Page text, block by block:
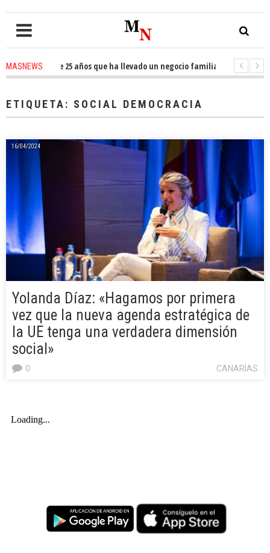
MASNEWSde 25 años que ha llevado un negocio familiar del puerta a puerta
ETIQUETA: SOCIAL DEMOCRACIA
16/04/2024
Yolanda Díaz: «Hagamos por primera
vez que la nueva agenda estratégica de
la UE tenga una verdadera dimensión
social»
CANARIAS
0